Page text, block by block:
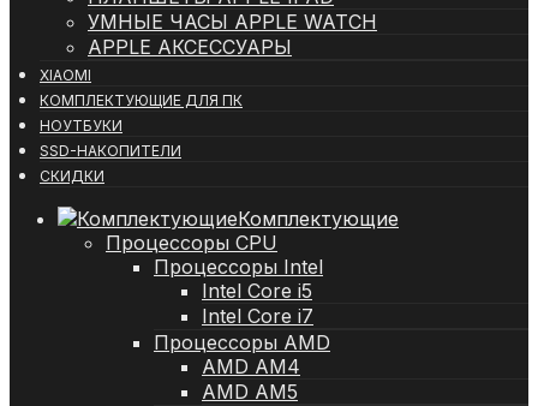
УМНЫЕ ЧАСЫ APPLE WATCH
APPLE АКСЕССУАРЫ
XIAOMI
КОМПЛЕКТУЮЩИЕ ДЛЯ ПК
НОУТБУКИ
SSD-НАКОПИТЕЛИ
СКИДКИ
Комплектующие
Процессоры CPU
Процессоры Intel
Intel Core i5
Intel Core i7
Процессоры AMD
AMD AM4
AMD AM5